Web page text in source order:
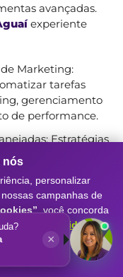
avançadas.
experiente
Marketing:
tarefas
gerenciamento
de performance.
Estratégias
publicitárias
em redes
e retorno.
em
e retorno rápido
novas ou em fase
nós
personalizar
campanhas de
, você concorda
de Privacidade.
×